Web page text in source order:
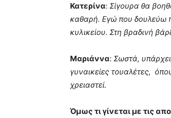
Κατερίνα: Σίγουρα θα
καθαρή. Εγώ που δουλεύω
κυλικείου. Στη βραδινή
Μαριάννα: Σωστά,
γυναικείες τουαλέτες,
χρειαστεί.
Όμως τι γίνεται με τις